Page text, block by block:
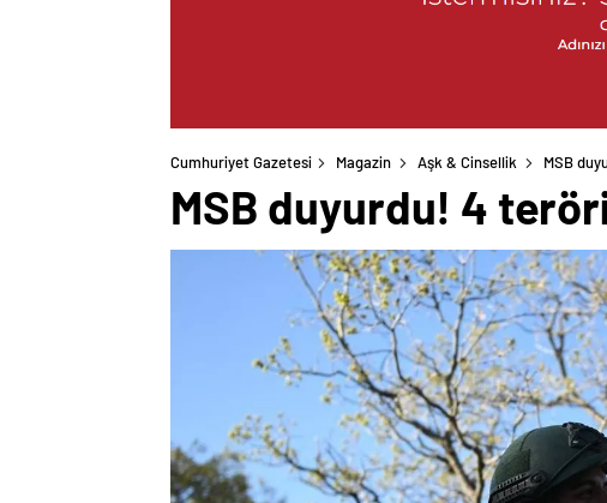
Cumhuriyet Gazetesi Magazin Aşk & Cinsellik MSB
MSB duyurdu! 4